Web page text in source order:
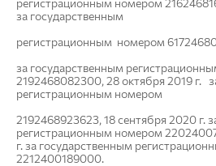
регистрационным номером
за государственным
регистрационным номером
за государственным
2192468082300, 28 октября 2019 г.
регистрационным номером
2192468923623, 18 сентября 2020 г.
регистрационным номером
г. за государственным
2212400189000.